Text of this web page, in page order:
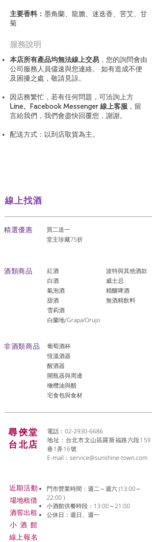
主要香料： 墨角蘭、龍膽、迷迭香、苦艾、甘
菊
​服務說明
本店所有產品均無法線上交易 ，您的詢問會由
公司服務人員儘速與您連絡。 如有造成不便
及困擾之處，敬請見諒。
因店務繁忙，若有任何問題，可洽詢上方
Line、Facebook Messenger 線上客服 ，留
言給我們，我們會盡快回覆您，謝謝。
配送方式：以到店取貨為主。
線上找酒
​精選優惠
買二送一
堂主珍藏75折
酒類商品
紅酒
白酒
氣泡酒
​甜酒
雪莉酒
白蘭地/Grapa/Orujo
波特與其他酒款
威士忌
精釀啤酒
​無酒精飲料
非酒類商品
葡萄酒杯
恆溫酒器
醒酒器
開瓶器與周邊
橄欖油與醋
宅食包與食材
尋俠堂
台北店
電話：02-2930-6686
地址：台北市文山區羅斯福路六段159
巷1弄16號
E-mail： service@sunshine-town.com
近期活動
場地租借
​酒窖出租
小酒 館
線上報名
門市營業時間：週二～週六 (13:00～
22:00 )
小酒館供餐時段：13:00～21:00
公休日：週日、週一